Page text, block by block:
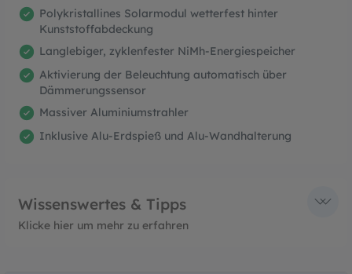
Polykristallines Solarmodul wetterfest hinter
Kunststoffabdeckung
Langlebiger, zyklenfester NiMh-Energiespeicher
Aktivierung der Beleuchtung automatisch über
Dämmerungssensor
Massiver Aluminiumstrahler
Inklusive Alu-Erdspieß und Alu-Wandhalterung
Wissenswertes & Tipps
Klicke hier um mehr zu erfahren